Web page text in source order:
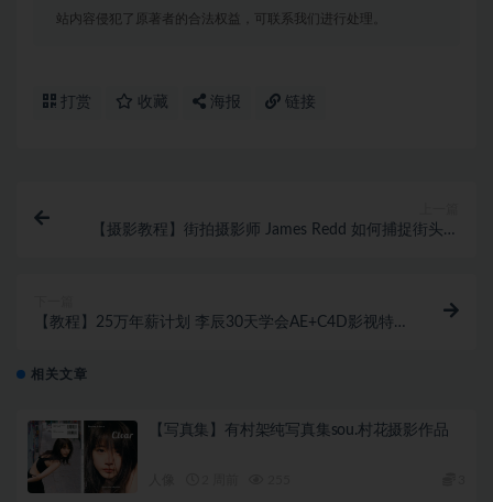
站内容侵犯了原著者的合法权益，可联系我们进行处理。
打赏 收藏 海报 链接
【摄影教程】街拍摄影师 James Redd 如何捕捉街头动
【教程】25万年薪计划 李辰30天学会AE+C4D影视特
相关文章
【写真集】有村架纯写真集sou.村花摄影作品